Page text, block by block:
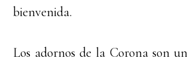
bienvenida.
Los adornos de la Corona son